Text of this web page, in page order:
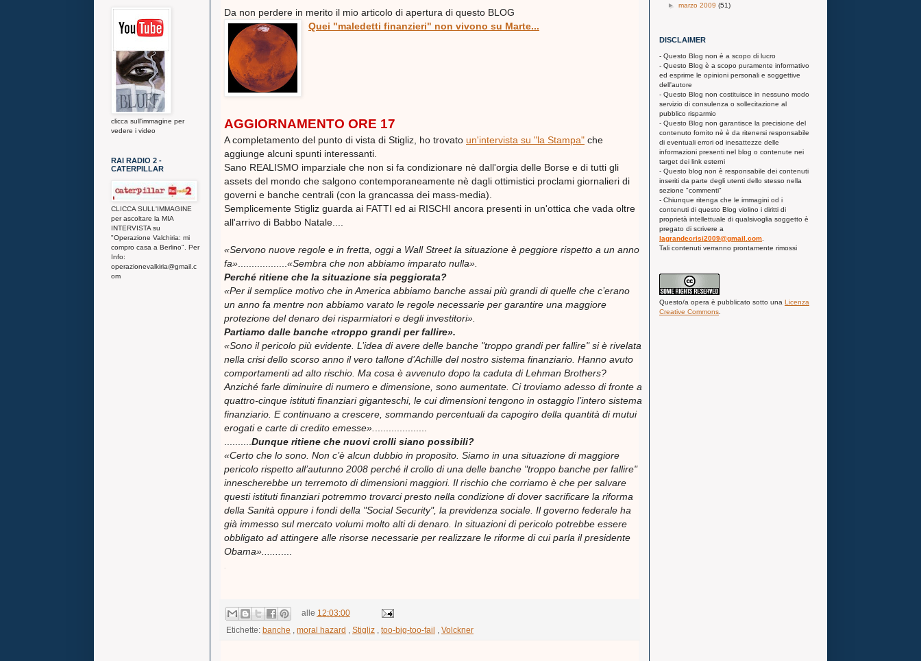
Da non perdere in merito il mio articolo di apertura di questo BLOG
Quei "maledetti finanzieri" non vivono su Marte...
AGGIORNAMENTO ORE 17
A completamento del punto di vista di Stigliz, ho trovato un'intervista su "la Stampa" che
aggiunge alcuni spunti interessanti.
Sano REALISMO imparziale che non si fa condizionare nè dall'orgia delle Borse e di tutti gli
assets del mondo che salgono contemporaneamente nè dagli ottimistici proclami giornalieri di
governi e banche centrali (con la grancassa dei mass-media).
Semplicemente Stigliz guarda ai FATTI ed ai RISCHI ancora presenti in un'ottica che vada oltre
all'arrivo di Babbo Natale....
«Servono nuove regole e in fretta, oggi a Wall Street la situazione è peggiore rispetto a un anno
fa»
«Sembra che non abbiamo imparato nulla».
Perché ritiene che la situazione sia peggiorata?
«Per il semplice motivo che in America abbiamo banche assai più grandi di quelle che c’erano
un anno fa mentre non abbiamo varato le regole necessarie per garantire una maggiore
protezione del denaro dei risparmiatori e degli investitori».
Partiamo dalle banche «troppo grandi per fallire».
«Sono il pericolo più evidente. L’idea di avere delle banche "troppo grandi per fallire" si è rivelata
nella crisi dello scorso anno il vero tallone d’Achille del nostro sistema finanziario. Hanno avuto
comportamenti ad alto rischio. Ma cosa è avvenuto dopo la caduta di Lehman Brothers?
Anziché farle diminuire di numero e dimensione, sono aumentate. Ci troviamo adesso di fronte a
quattro-cinque istituti finanziari giganteschi, le cui dimensioni tengono in ostaggio l’intero sistema
finanziario. E continuano a crescere, sommando percentuali da capogiro della quantità di mutui
erogati e carte di credito emesse».
Dunque ritiene che nuovi crolli siano possibili?
«Certo che lo sono. Non c’è alcun dubbio in proposito. Siamo in una situazione di maggiore
pericolo rispetto all’autunno 2008 perché il crollo di una delle banche "troppo banche per fallire"
innescherebbe un terremoto di dimensioni maggiori. Il rischio che corriamo è che per salvare
questi istituti finanziari potremmo trovarci presto nella condizione di dover sacrificare la riforma
della Sanità oppure i fondi della "Social Security", la previdenza sociale. Il governo federale ha
già immesso sul mercato volumi molto alti di denaro. In situazioni di pericolo potrebbe essere
obbligato ad attingere alle risorse necessarie per realizzare le riforme di cui parla il presidente
Obama».......
alle 12:03:00
Etichette: banche moral hazard Stigliz too-big-too-fail Volckner
clicca sull'immagine per
vedere i video
RAI RADIO 2 -
CATERPILLAR
CLICCA SULL'IMMAGINE
per ascoltare la MIA
INTERVISTA su
"Operazione Valchiria: mi
compro casa a Berlino". Per
Info:
operazionevalkiria@gmail.c
om
► marzo 2009 (51)
DISCLAIMER
- Questo Blog non è a scopo di lucro
- Questo Blog è a scopo puramente informativo
ed esprime le opinioni personali e soggettive
dell'autore
- Questo Blog non costituisce in nessuno modo
servizio di consulenza o sollecitazione al
pubblico risparmio
- Questo Blog non garantisce la precisione del
contenuto fornito nè è da ritenersi responsabile
di eventuali errori od inesattezze delle
informazioni presenti nel blog o contenute nei
target dei link esterni
- Questo blog non è responsabile dei contenuti
inseriti da parte degli utenti dello stesso nella
sezione "commenti"
- Chiunque ritenga che le immagini od i
contenuti di questo Blog violino i diritti di
proprietà intellettuale di qualsivoglia soggetto è
pregato di scrivere a
lagrandecrisi2009@gmail.com
Tali contenuti verranno prontamente rimossi
Questo/a opera è pubblicato sotto una Licenza
Creative Commons